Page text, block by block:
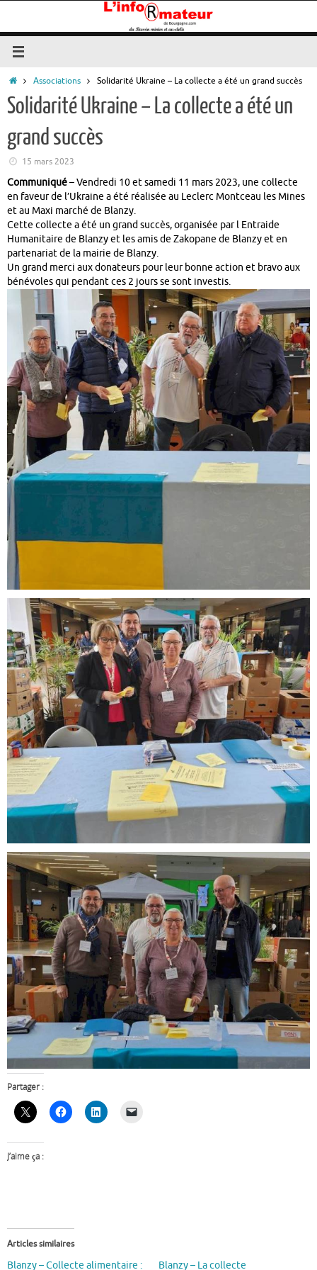
contenu
Accueil
Associations Solidarité Ukraine – La collecte a été un grand succès
Solidarité Ukraine – La collecte a été un
grand succès
15 mars 2023
Communiqué– Vendredi 10 et samedi 11 mars 2023, une collecte
en faveur de l’Ukraine a été réalisée au Leclerc Montceau les Mines
et au Maxi marché de Blanzy.
Cette collecte a été un grand succès, organisée par l Entraide
Humanitaire de Blanzy et les amis de Zakopane de Blanzy et en
partenariat de la mairie de Blanzy.
Un grand merci aux donateurs pour leur bonne action et bravo aux
bénévoles qui pendant ces 2 jours se sont investis.
Partager :
J’aime ça :
Articles similaires
Blanzy – Collecte alimentaire : Blanzy – La collecte